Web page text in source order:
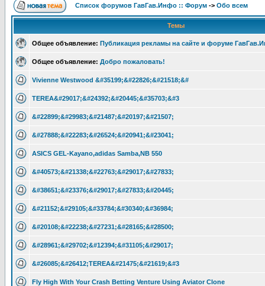
Список форумов ГавГав.Инфо :: Форум -> Обо всем
Темы
Общее объявление: Публикация рекламы на сайте и форуме
Общее объявление: Добро пожаловать!
Vivienne Westwood &#35199;&#22826;&#21518;&#
TEREA&#29017;&#24392;&#20445;&#35703;&#3
&#22899;&#29983;&#21487;&#20197;&#21507;
&#27888;&#22283;&#26524;&#20941;&#23041;
ASICS GEL-Kayano,adidas Samba,NB 550
&#40573;&#21338;&#22763;&#29017;&#27833;
&#38651;&#23376;&#29017;&#27833;&#20445;
&#21152;&#29105;&#33784;&#30340;&#36984;
&#20108;&#22238;&#27231;&#28165;&#28500;
&#28961;&#29702;&#12394;&#31105;&#29017;
&#26085;&#26412;TEREA&#21475;&#21619;&#3
Fly High With Your Crash Betting Venture Using Aviator Clone